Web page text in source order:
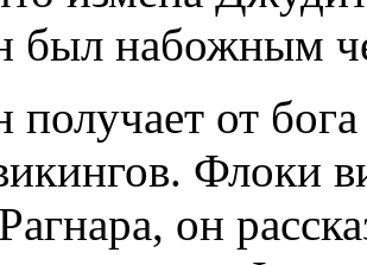
был набожным
получает от
Флоки
он